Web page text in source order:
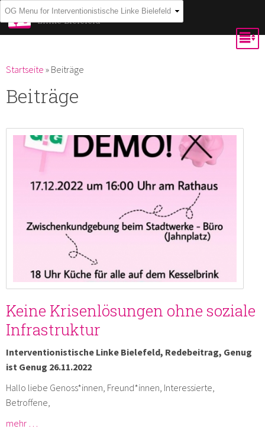
Direkt
zum
Inhalt
Interventionistische
Linke Bielefeld
Du bist hier
Startseite » Beiträge
Beiträge
Keine Krisenlösungen ohne soziale
Infrastruktur
Interventionistische Linke Bielefeld, Redebeitrag, Genug
ist Genug 26.11.2022
Hallo liebe Genoss*innen, Freund*innen, Interessierte,
Betroffene,
mehr …